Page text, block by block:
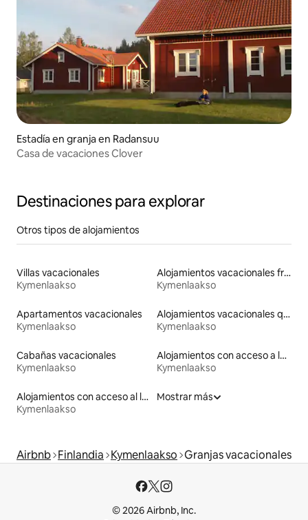
Estadía en granja en Radansuu
Casa de vacaciones Clover
Destinaciones para explorar
Otros tipos de alojamientos
Villas vacacionales
Kymenlaakso
Alojamientos vacacionales frente a la playa
Kymenlaakso
Apartamentos vacacionales
Kymenlaakso
Alojamientos vacacionales que admiten mascotas
Kymenlaakso
Cabañas vacacionales
Kymenlaakso
Alojamientos con acceso a la playa
Kymenlaakso
Alojamientos con acceso al lago
Kymenlaakso
Mostrar más
Airbnb Finlandia Kymenlaakso Granjas vacacionales
© 2026 Airbnb, Inc.